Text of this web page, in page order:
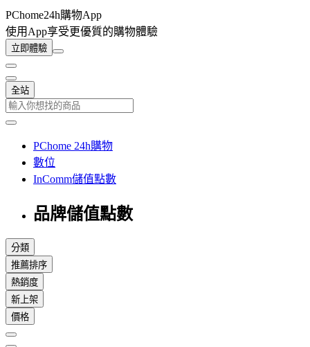
PChome24h購物App
使用App享受更優質的購物體驗
立即體驗
全站
PChome 24h購物
數位
InComm儲值點數
品牌儲值點數
分類
推薦排序
熱銷度
新上架
價格